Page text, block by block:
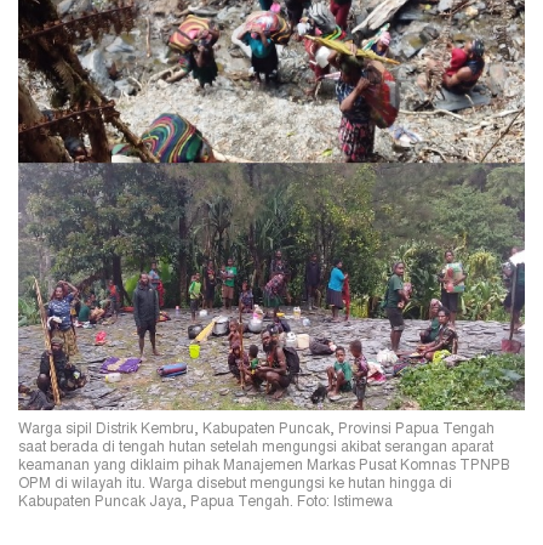
Warga sipil Distrik Kembru, Kabupaten Puncak, Provinsi Papua Tengah
saat berada di tengah hutan setelah mengungsi akibat serangan aparat
keamanan yang diklaim pihak Manajemen Markas Pusat Komnas TPNPB
OPM di wilayah itu. Warga disebut mengungsi ke hutan hingga di
Kabupaten Puncak Jaya, Papua Tengah. Foto: Istimewa